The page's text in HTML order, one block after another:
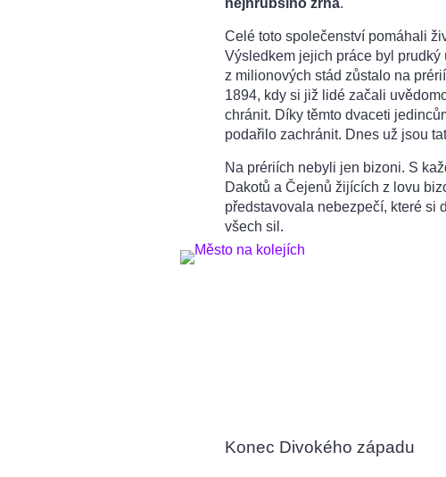
Celé toto společenství pomáhali
Výsledkem jejich práce byl
z milionových stád zůstalo na
1894, kdy si již lidé začali
chránit. Díky těmto dvaceti
podařilo zachránit. Dnes už jsou
Na prériích nebyli jen bizoni. S
Dakotů a Čejenů žijících z lovu
představovala nebezpečí, které si
všech sil.
Konec Divokého západu